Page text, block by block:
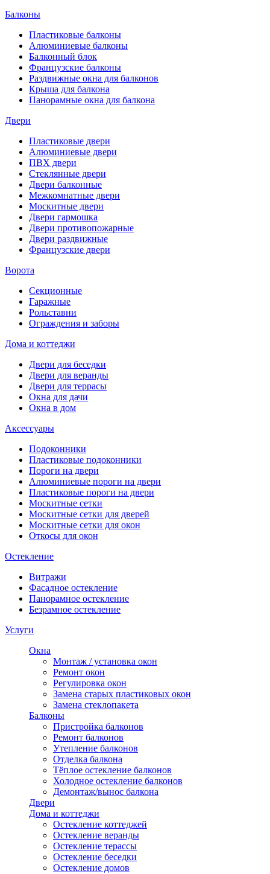
Балконы
Пластиковые балконы
Алюминиевые балконы
Балконный блок
Французские балконы
Раздвижные окна для балконов
Крыша для балкона
Панорамные окна для балкона
Двери
Пластиковые двери
Алюминиевые двери
ПВХ двери
Стеклянные двери
Двери балконные
Межкомнатные двери
Москитные двери
Двери гармошка
Двери противопожарные
Двери раздвижные
Французские двери
Ворота
Секционные
Гаражные
Рольставни
Ограждения и заборы
Дома и коттеджи
Двери для беседки
Двери для веранды
Двери для террасы
Окна для дачи
Окна в дом
Аксессуары
Подоконники
Пластиковые подоконники
Пороги на двери
Алюминиевые пороги на двери
Пластиковые пороги на двери
Москитные сетки
Москитные сетки для дверей
Москитные сетки для окон
Откосы для окон
Остекление
Витражи
Фасадное остекление
Панорамное остекление
Безрамное остекление
Услуги
Окна
Монтаж / установка окон
Ремонт окон
Регулировка окон
Замена старых пластиковых окон
Замена стеклопакета
Балконы
Пристройка балконов
Ремонт балконов
Утепление балконов
Отделка балкона
Тёплое остекление балконов
Холодное остекление балконов
Демонтаж/вынос балкона
Двери
Дома и коттеджи
Остекление коттеджей
Остекление веранды
Остекление терассы
Остекление беседки
Остекление домов